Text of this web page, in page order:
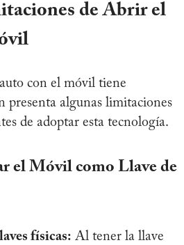
de Abrir el
con el móvil tiene
presenta algunas limitaciones
de adoptar esta tecnología.
el Móvil como Llave de
físicas: Al tener la llave